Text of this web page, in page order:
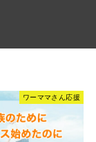
ワーママさん応援